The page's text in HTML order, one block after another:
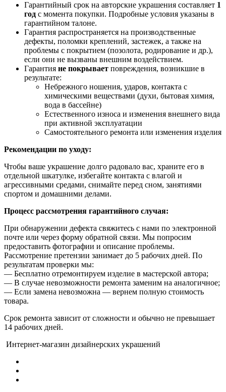
Гарантийный срок на авторские украшения составляет 1
год с момента покупки. Подробные условия указаны в
гарантийном талоне.
Гарантия распространяется на производственные
дефекты, поломки креплений, застежек, а также на
проблемы с покрытием (позолота, родирование и др.),
если они не вызваны внешним воздействием.
Гарантия не покрывает повреждения, возникшие в
результате:
Небрежного ношения, ударов, контакта с
химическими веществами (духи, бытовая химия,
вода в бассейне)
Естественного износа и изменения внешнего вида
при активной эксплуатации
Самостоятельного ремонта или изменения изделия
Рекомендации по уходу:
Чтобы ваше украшение долго радовало вас, храните его в
отдельной шкатулке, избегайте контакта с влагой и
агрессивными средами, снимайте перед сном, занятиями
спортом и домашними делами.
Процесс рассмотрения гарантийного случая:
При обнаружении дефекта свяжитесь с нами по электронной
почте или через форму обратной связи. Мы попросим
предоставить фотографии и описание проблемы.
Рассмотрение претензии занимает до 5 рабочих дней. По
результатам проверки мы:
— Бесплатно отремонтируем изделие в мастерской автора;
— В случае невозможности ремонта заменим на аналогичное;
— Если замена невозможна — вернем полную стоимость
товара.
Срок ремонта зависит от сложности и обычно не превышает
14 рабочих дней.
Интернет-магазин дизайнерских украшений